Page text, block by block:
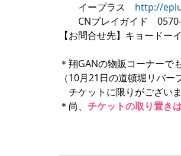
イープラス http://
CNプレイガイド　
【お問合せ先】キョード
＊翔GANの物販コーナーで
（10月21日の道頓堀リバ
チケットに限りがござい
＊尚、 チケットの取り置き